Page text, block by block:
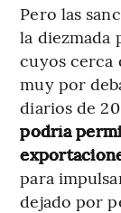
Pero las
la diezmada
cuyos cerca
muy por
diarios de
podría
para
dejado por